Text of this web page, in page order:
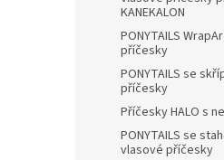
KANEKALON
PONYTAILS
příčesky
PONYTAILS se
příčesky
Příčesky HALO s
PONYTAILS se
vlasové příčesky